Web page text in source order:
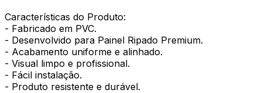
Características do Produto:
- Fabricado em PVC.
- Desenvolvido para Painel Ripado Premium.
- Acabamento uniforme e alinhado.
- Visual limpo e profissional.
- Fácil instalação.
- Produto resistente e durável.